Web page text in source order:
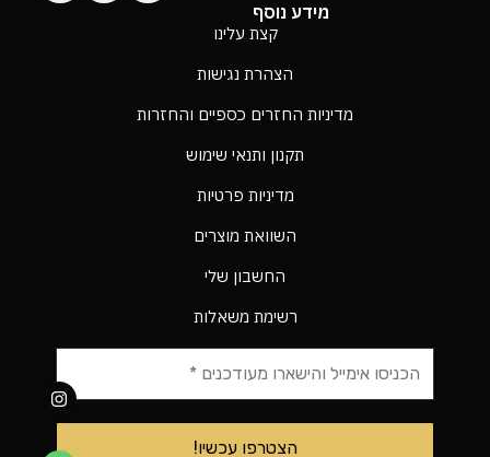
מידע נוסף
קצת עלינו
הצהרת נגישות
מדיניות החזרים כספיים והחזרות
תקנון ותנאי שימוש
מדיניות פרטיות
השוואת מוצרים
החשבון שלי
רשימת משאלות